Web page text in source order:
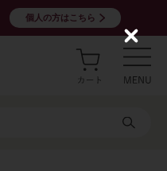
個人の方はこちら
C
l
s